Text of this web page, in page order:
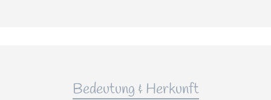
Bedeutung & Herkunft